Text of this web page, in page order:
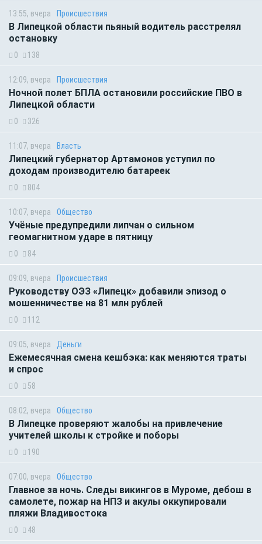
13:55, вчера Происшествия
В Липецкой области пьяный водитель расстрелял
остановку
0 138
12:09, вчера Происшествия
Ночной полет БПЛА остановили российские ПВО в
Липецкой области
0 326
11:07, вчера Власть
Липецкий губернатор Артамонов уступил по
доходам производителю батареек
0 804
10:07, вчера Общество
Учёные предупредили липчан о сильном
геомагнитном ударе в пятницу
0 84
09:09, вчера Происшествия
Руководству ОЭЗ «Липецк» добавили эпизод о
мошенничестве на 81 млн рублей
0 112
09:05, вчера Деньги
Ежемесячная смена кешбэка: как меняются траты
и спрос
0 58
08:02, вчера Общество
В Липецке проверяют жалобы на привлечение
учителей школы к стройке и поборы
0 190
07:00, вчера Общество
Главное за ночь. Следы викингов в Муроме, дебош в
самолете, пожар на НПЗ и акулы оккупировали
пляжи Владивостока
0 48